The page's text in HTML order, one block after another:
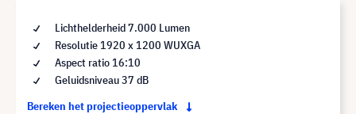
Lichthelderheid 7.000 Lumen
Resolutie 1920 x 1200 WUXGA
Aspect ratio 16:10
Geluidsniveau 37 dB
Bereken het projectieoppervlak